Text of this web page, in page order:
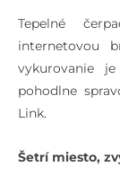
Tepelné
internetovou
vykurovanie
pohodlne
Link.
Šetrí miesto,